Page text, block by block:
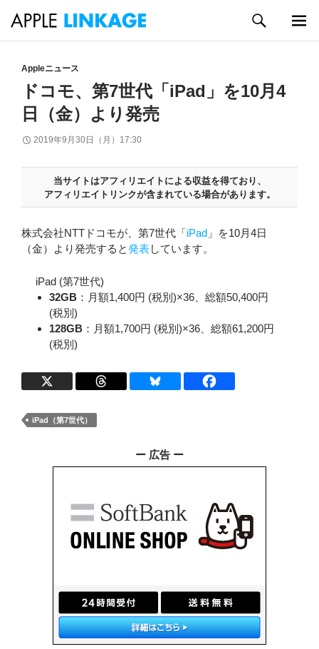
索
Appleニュース
ドコモ、第7世代「iPad」を10月4
日（金）より発売
2019年9月30日（月）17:30
当サイトはアフィリエイトによる収益を得ており、
アフィリエイトリンクが含まれている場合があります。
株式会社NTTドコモが、第7世代「iPad 」を10月4日
（金）より発売すると発表しています。
iPad (第7世代)
32GB ：月額1,400円 (税別)×36、総額50,400円
(税別)
128GB ：月額1,700円 (税別)×36、総額61,200円
(税別)
iPad（第7世代）
ー 広告 ー